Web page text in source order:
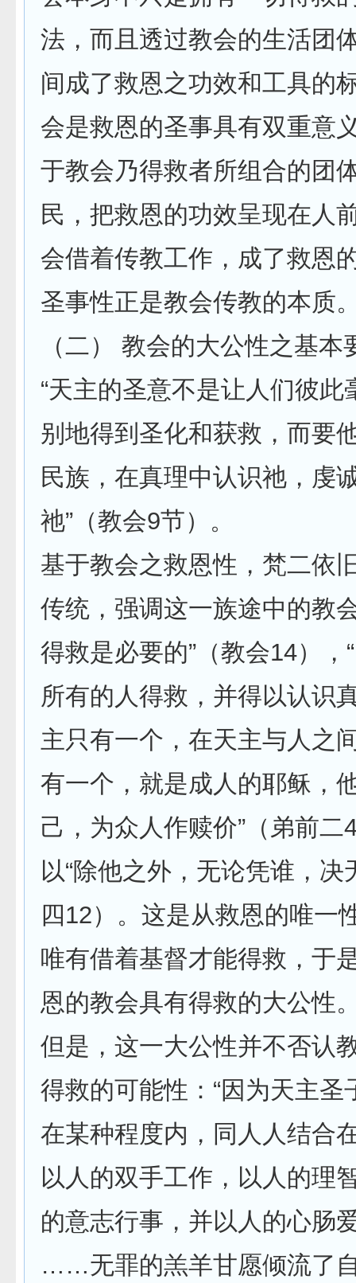
法，而且透过教会的生活团
间成了救恩之功效和工具的
会是救恩的圣事具有双重意
于教会乃得救者所组合的团
民，把救恩的功效呈现在人
会借着传教工作，成了救恩
圣事性正是教会传教的本质
（二） 教会的大公性之基本
“天主的圣意不是让人们彼此
别地得到圣化和获救，而要
民族，在真理中认识祂，虔
祂”（教会9节）。
基于教会之救恩性，梵二依
传统，强调这一族途中的教
得救是必要的”（教会14），
所有的人得救，并得以认识
主只有一个，在天主与人之
有一个，就是成人的耶稣，
己，为众人作赎价”（弟前二
以“除他之外，无论凭谁，决
四12）。这是从救恩的唯一
唯有借着基督才能得救，于
恩的教会具有得救的大公性
但是，这一大公性并不否认
得救的可能性：“因为天主圣
在某种程度内，同人人结合
以人的双手工作，以人的理
的意志行事，并以人的心肠
……无罪的羔羊甘愿倾流了